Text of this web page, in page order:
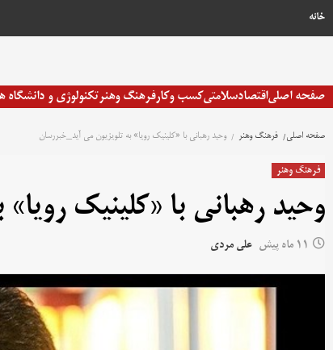
خانه
صفحه اصلیاقتصادسلامتیکسب وکارفرهنگ وهنرتکنولوژی و دانشگاه
صفحه اصلی فرهنگ وهنر وحید رهبانی با «کلینیک رویا» به تلویزیون می آید_خبررسان
فرهنگ وهنر
وحید رهبانی با «کلینیک
11 ماه پیش علی مردی